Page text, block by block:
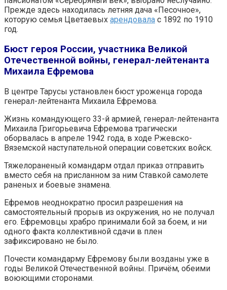
Прежде здесь находилась летняя дача «Песочное»,
которую семья Цветаевых арендовала с 1892 по 1910
год.
Бюст героя России, участника Великой
Отечественной войны, генерал-лейтенанта
Михаила Ефремова
В центре Тарусы установлен бюст уроженца города
генерал-лейтенанта Михаила Ефремова.
Жизнь командующего 33-й армией, генерал-лейтенанта
Михаила Григорьевича Ефремова трагически
оборвалась в апреле 1942 года, в ходе Ржевско-
Вяземской наступательной операции советских войск.
Тяжелораненый командарм отдал приказ отправить
вместо себя на присланном за ним Ставкой самолете
раненых и боевые знамена.
Ефремов неоднократно просил разрешения на
самостоятельный прорыв из окружения, но не получал
его. Ефремовцы храбро принимали бой за боем, и ни
одного факта коллективной сдачи в плен
зафиксировано не было.
Почести командарму Ефремову были возданы уже в
годы Великой Отечественной войны. Причём, обеими
воюющими сторонами.